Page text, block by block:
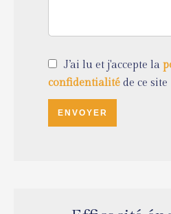
J’ai lu et j'accepte la
confidentialité de ce site
ENVOYER